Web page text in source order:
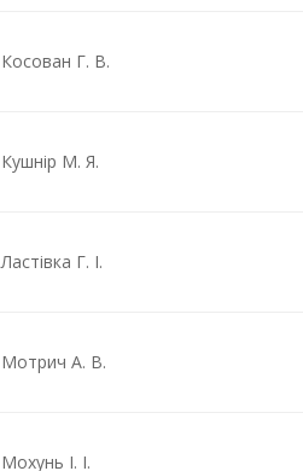
Косован Г. В.
Кушнір М. Я.
Ластівка Г. І.
Мотрич А. В.
Мохунь І. І.